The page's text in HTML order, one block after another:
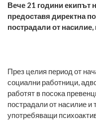
Вече 21 години екипът
предоставя директна
пострадали от
През целия период от
социални работници,
работят в посока
пострадали от насилие и
употребяващи